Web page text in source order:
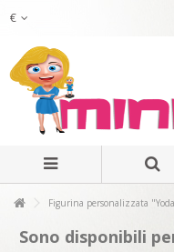
€
Figurina personalizzata
Sono disponibili